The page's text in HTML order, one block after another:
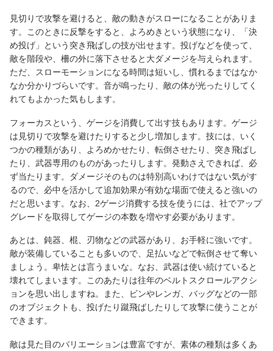
見切りで攻撃を避けると、敵の動きがスローになることがありま
す。このときに反撃をすると、よろめきという状態になり、「決
め投げ」という突き飛ばしの技が出せます。投げなどを使って、
敵を階段や、柵の外に落下させると大ダメージを与えられます。
ただ、スローモーションになる時間は短いし、慣れるまではなか
なか分かりづらいです。音が鳴ったり、敵の体が光ったりしてく
れてもよかった気もします。
フォーカスという、ゲージを消費して出す技もあります。ゲージ
は見切りで攻撃を避けたりすると少し増加します。技には、いく
つかの種類があり、よろめかせたり、転倒させたり、突き飛ばし
たり、武器専用のものがあったりします。発動さえできれば、必
ず当たります。ダメージそのものは特別高いわけではない気がす
るので、必中を活かして追加効果が有効な場面で使えると強いの
だと思います。なお、2ゲージ消費する技を使うには、社でアップ
グレードを取得してゲージの本数を増やす必要があります。
あとは、鈍器、棍、刃物などの武器があり、お手軽に強いです。
敵が装備していることも多いので、足払いなどで転倒させて奪い
ましょう。卑怯とは言うまいな。なお、武器は使い続けていると
壊れてしまいます。このあたりは往年のベルトスクロールアクシ
ョンを思い出しますね。また、ビンやレンガ、バッグなどの一部
のオブジェクトも、投げたり蹴飛ばしたりして攻撃に使うことが
できます。
敵は見た目のバリエーションは豊富ですが、素体の種類は多くあ